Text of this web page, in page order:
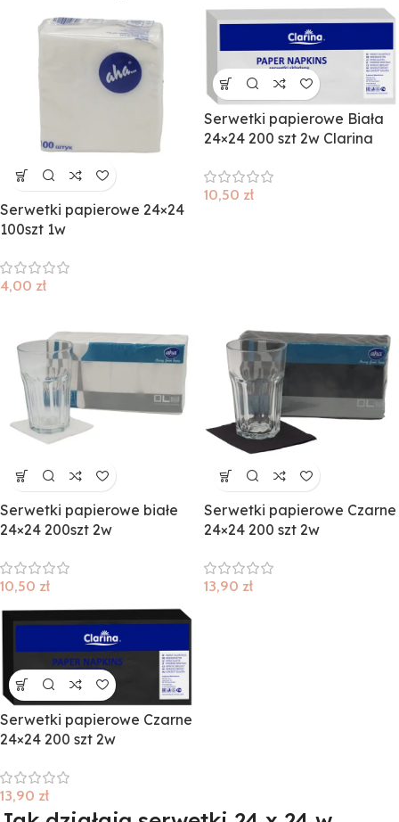
Serwetki papierowe 24×24
100szt 1w
4,00 zł
Serwetki papierowe Biała
24×24 200 szt 2w Clarina
10,50 zł
Serwetki papierowe białe
24×24 200szt 2w
10,50 zł
Serwetki papierowe Czarne
24×24 200 szt 2w
13,90 zł
Serwetki papierowe Czarne
24×24 200 szt 2w
13,90 zł